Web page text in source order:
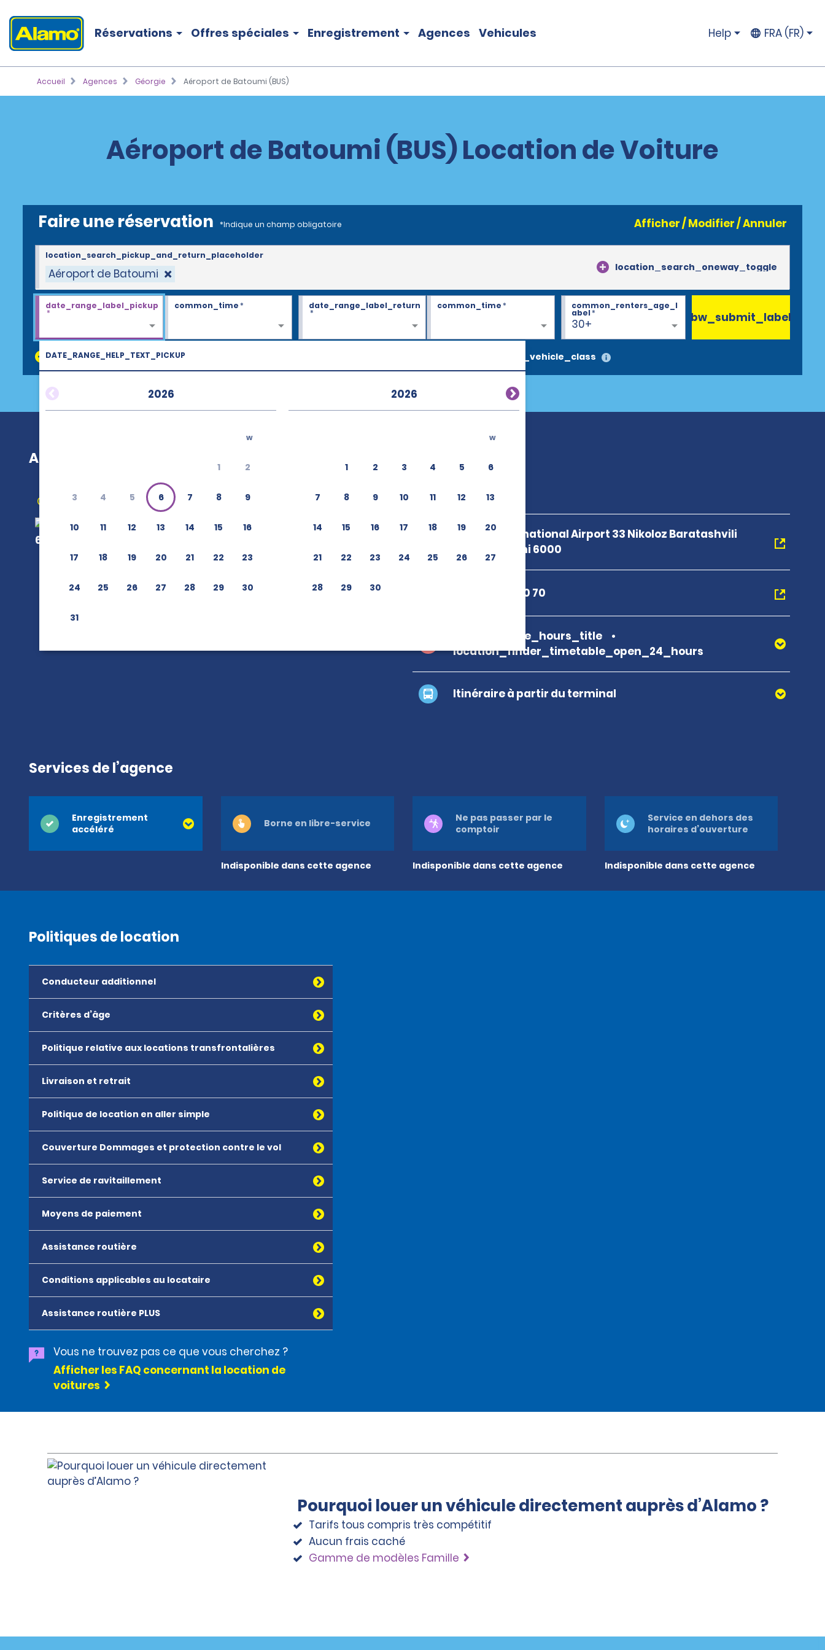
Réservations Offres spéciales Enregistrement Agences Vehicules Help FRA (FR)
Accueil Agences Géorgie Aéroport de Batoumi (BUS)
Aéroport de Batoumi (BUS) Location de Voiture
Faire une réservation *Indique un champ obligatoire Afficher / Modifier / Annuler
Aéroport de Batoumi location_search_oneway_toggle
location_search_pickup_and_return_placeholder
DATE_RANGE_HELP_TEXT_PICKUP
2026
w
1 2
3 4 5 6 7 8 9
10 11 12 13 14 15 16
17 18 19 20 21 22 23
24 25 26 27 28 29 30
31
2026
w
1 2 3 4 5 6
7 8 9 10 11 12 13
14 15 16 17 18 19 20
21 22 23 24 25 26 27
28 29 30
date_range_label_pickup
*
common_time* date_range_label_return
*
common_time*
30+
common_renters_age_l
abel*
discount_codes search_vehicle_class
bw_submit_label
Aéroport de Batoumi (BUS)
Obtenir un itinéraire
Batumi International Airport 33 Nikoloz Baratashvili
Street,Batumi 6000
+995 577 96 70 70
branch_page_hours_title
location_finder_timetable_open_24_hours
Itinéraire à partir du terminal
Services de l’agence
Enregistrement
accéléré
Indisponible dans cette agence
Borne en libre-service
Indisponible dans cette agence
Ne pas passer par le
comptoir
Indisponible dans cette agence
Service en dehors des
horaires d’ouverture
Politiques de location
Conducteur additionnel
Critères d’âge
Politique relative aux locations transfrontalières
Livraison et retrait
Politique de location en aller simple
Couverture Dommages et protection contre le vol
Service de ravitaillement
Moyens de paiement
Assistance routière
Conditions applicables au locataire
Assistance routière PLUS
Vous ne trouvez pas ce que vous cherchez ?
Afficher les FAQ concernant la location de
voitures
Pourquoi louer un véhicule directement auprès d’Alamo ?
Tarifs tous compris très compétitif
Aucun frais caché
Gamme de modèles Famille